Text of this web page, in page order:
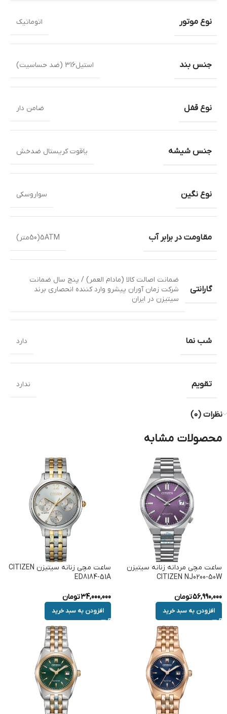
نوع موتور اتوماتیک
جنس بند استیل316 (ضد حساسیت)
نوع قفل ضامن دار
جنس شیشه یاقوت کریستال ضدخش
نوع نگین سواروسکی
مقاومت در برابر آب 5ATM(50متر)
گارانتی
ضمانت اصالت کالا (مادام العمر) / پنج سال ضمانت
شرکت زمان آوران پیشرو وارد کننده انحصاری برند
سیتیزن در ایران
شب نما دارد
تقویم ندارد
نظرات (0)
محصولات مشابه
ساعت مچی مردانه زنانه سیتیزن
CITIZEN NJ0200-50W
56,990,000تومان
افزودن به سبد خرید
ساعت مچی زنانه سیتیزن CITIZEN
ED8184-51A
34,000,000تومان
افزودن به سبد خرید